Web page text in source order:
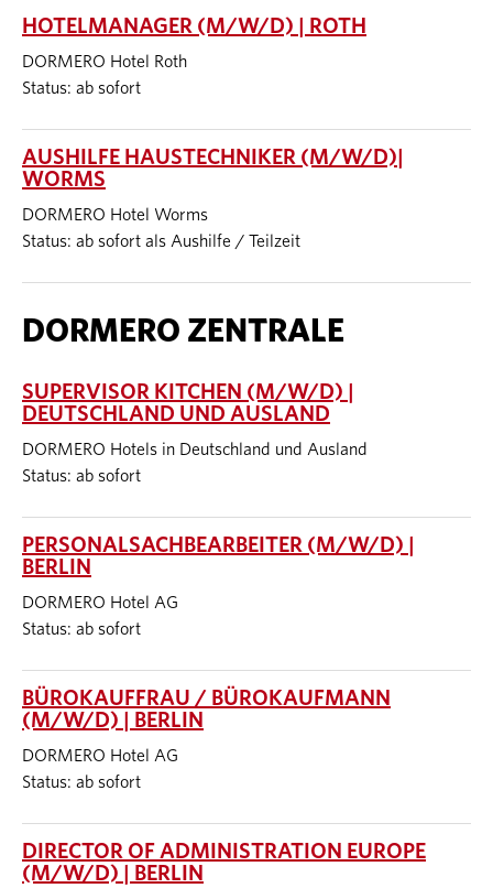
HOTELMANAGER (M/W/D) | ROTH
DORMERO Hotel Roth
Status: ab sofort
AUSHILFE HAUSTECHNIKER (M/W/D)|
WORMS
DORMERO Hotel Worms
Status: ab sofort als Aushilfe / Teilzeit
DORMERO ZENTRALE
SUPERVISOR KITCHEN (M/W/D) |
DEUTSCHLAND UND AUSLAND
DORMERO Hotels in Deutschland und Ausland
Status: ab sofort
PERSONALSACHBEARBEITER (M/W/D) |
BERLIN
DORMERO Hotel AG
Status: ab sofort
BÜROKAUFFRAU / BÜROKAUFMANN
(M/W/D) | BERLIN
DORMERO Hotel AG
Status: ab sofort
DIRECTOR OF ADMINISTRATION EUROPE
(M/W/D) | BERLIN